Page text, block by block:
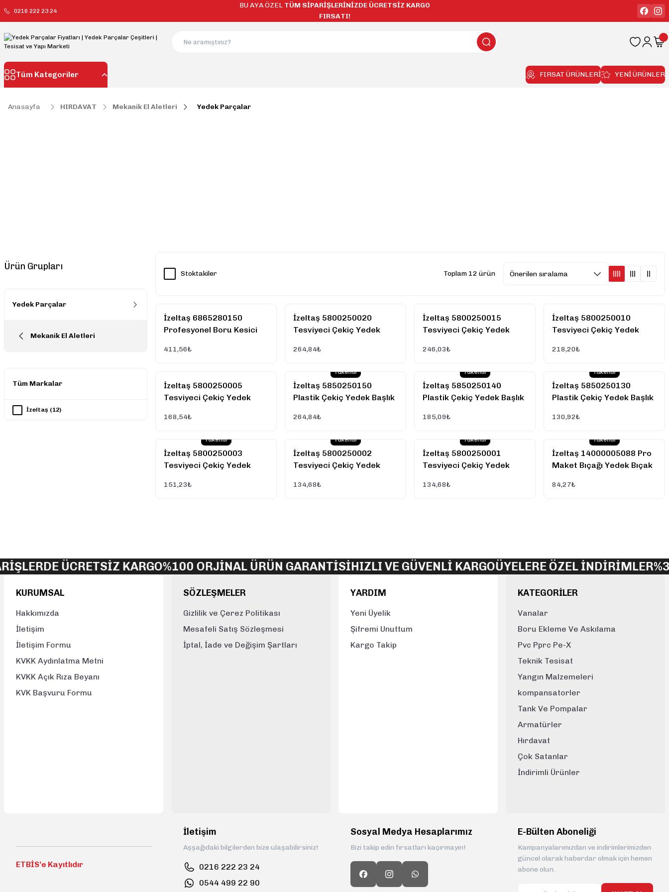
0216 222 23 24
BU AYA ÖZEL TÜM SİPARİŞLERİNİZDE ÜCRETSİZ KARGO
FIRSATI!
Tüm Kategoriler FIRSAT ÜRÜNLERİ YENİ ÜRÜNLER
Anasayfa HIRDAVAT Mekanik El Aletleri Yedek Parçalar
Ürün Grupları
Yedek Parçalar
Mekanik El Aletleri
Tüm Markalar
İzeltaş (12)
Stoktakiler Toplam 12 ürün
İzeltaş 6865280150
Profesyonel Boru Kesici
411,56₺
İzeltaş 5800250020
Tesviyeci Çekiç Yedek
264,84₺
İzeltaş 5800250015
Tesviyeci Çekiç Yedek
246,03₺
İzeltaş 5800250010
Tesviyeci Çekiç Yedek
218,20₺
İzeltaş 5800250005
Tesviyeci Çekiç Yedek
168,54₺
Tükendi
İzeltaş 5850250150
Plastik Çekiç Yedek Başlık
264,84₺
Tükendi
İzeltaş 5850250140
Plastik Çekiç Yedek Başlık
185,09₺
Tükendi
İzeltaş 5850250130
Plastik Çekiç Yedek Başlık
130,92₺
Tükendi
İzeltaş 5800250003
Tesviyeci Çekiç Yedek
151,23₺
Tükendi
İzeltaş 5800250002
Tesviyeci Çekiç Yedek
134,68₺
Tükendi
İzeltaş 5800250001
Tesviyeci Çekiç Yedek
134,68₺
Tükendi
İzeltaş 14000005088 Pro
Maket Bıçağı Yedek Bıçak
84,27₺
ÜCRETSİZ KARGO%100 ORJİNAL ÜRÜN GARANTİSİHIZLI VE GÜVENLİ KARGOÜYELERE ÖZEL İNDİRİMLER%3
KURUMSAL
Hakkımızda
İletişim
İletişim Formu
KVKK Aydınlatma Metni
KVKK Açık Rıza Beyanı
KVK Başvuru Formu
SÖZLEŞMELER
Gizlilik ve Çerez Politikası
Mesafeli Satış Sözleşmesi
İptal, İade ve Değişim Şartları
YARDIM
Yeni Üyelik
Şifremi Unuttum
Kargo Takip
KATEGORİLER
Vanalar
Boru Ekleme Ve Askılama
Pvc Pprc Pe-X
Teknik Tesisat
Yangın Malzemeleri
kompansatorler
Tank Ve Pompalar
Armatürler
Hırdavat
Çok Satanlar
İndirimli Ürünler
ETBİS’e Kayıtlıdır
İletişim
Aşşağıdaki bilgilerden bize ulaşabilirsiniz!
0216 222 23 24
0544 499 22 90
Sosyal Medya Hesaplarımız
Bizi takip edin fırsatları kaçırmayın!
E-Bülten Aboneliği
Kampanyalarımızdan ve indirimlerimizden
güncel olarak haberdar olmak için hemen
abone olun.